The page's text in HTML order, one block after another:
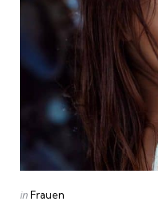
Categories
Posted
inFrauen